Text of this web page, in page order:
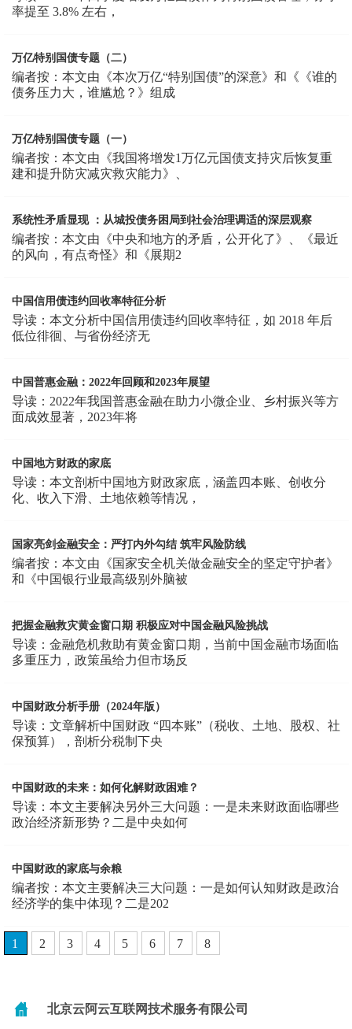
率提至 3.8% 左右，
万亿特别国债专题（二）
编者按：本文由《本次万亿“特别国债”的深意》和《《谁的
债务压力大，谁尴尬？》组成
万亿特别国债专题（一）
编者按：本文由《我国将增发1万亿元国债支持灾后恢复重
建和提升防灾减灾救灾能力》、
系统性矛盾显现 ：从城投债务困局到社会治理调适的深层观察
编者按：本文由《中央和地方的矛盾，公开化了》、《最近
的风向，有点奇怪》和《展期2
中国信用债违约回收率特征分析
导读：本文分析中国信用债违约回收率特征，如 2018 年后
低位徘徊、与省份经济无
中国普惠金融：2022年回顾和2023年展望
导读：2022年我国普惠金融在助力小微企业、乡村振兴等方
面成效显著，2023年将
中国地方财政的家底
导读：本文剖析中国地方财政家底，涵盖四本账、创收分
化、收入下滑、土地依赖等情况，
国家亮剑金融安全：严打内外勾结 筑牢风险防线
编者按：本文由《国家安全机关做金融安全的坚定守护者》
和《中国银行业最高级别外脑被
把握金融救灾黄金窗口期 积极应对中国金融风险挑战
导读：金融危机救助有黄金窗口期，当前中国金融市场面临
多重压力，政策虽给力但市场反
中国财政分析手册（2024年版）
导读：文章解析中国财政 “四本账”（税收、土地、股权、社
保预算），剖析分税制下央
中国财政的未来：如何化解财政困难？
导读：本文主要解决另外三大问题：一是未来财政面临哪些
政治经济新形势？二是中央如何
中国财政的家底与余粮
编者按：本文主要解决三大问题：一是如何认知财政是政治
经济学的集中体现？二是202
1 2 3 4 5 6 7 8
北京云阿云互联网技术服务有限公司